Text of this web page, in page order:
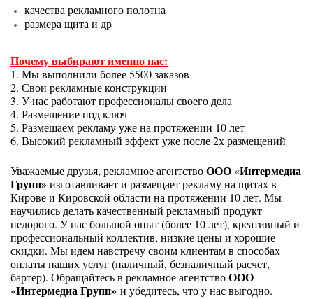
качества рекламного полотна
размера щита и др
Почему выбирают именно нас:
1. Мы выполнили более 5500 заказов
2. Свои рекламные конструкции
3. У нас работают профессионалы своего дела
4. Размещение под ключ
5. Размещаем рекламу уже на протяжении 10 лет
6. Высокий рекламный эффект уже после 2х размещений
Уважаемые друзья, рекламное агентствоООО «Интермедиа
Групп»изготавливает и размещает рекламу на щитах в
Кирове и Кировской области на протяжении 10 лет. Мы
научились делать качественный рекламный продукт
недорого. У нас большой опыт (более 10 лет), креативный и
профессиональный коллектив, низкие цены и хорошие
скидки. Мы идем навстречу своим клиентам в способах
оплаты наших услуг (наличный, безналичный расчет,
бартер). Обращайтесь в рекламное агентствоООО
«Интермедиа Групп» и убедитесь, что у нас выгодно.